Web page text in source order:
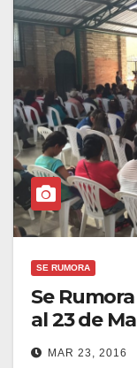
SE RUMORA
Se
al 23 de
MAR 23, 2016